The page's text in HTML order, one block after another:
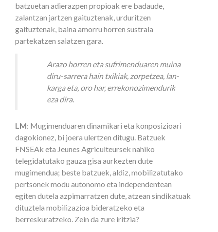
batzuetan adierazpen propioak ere badaude,
zalantzan jartzen gaituztenak, urduritzen
gaituztenak, baina amorru horren sustraia
partekatzen saiatzen gara.
Arazo horren eta sufrimenduaren muina
diru-sarrera hain txikiak, zorpetzea, lan-
karga eta, oro har, errekonozimendurik
eza dira.
LM: Mugimenduaren dinamikari eta konposizioari
dagokionez, bi joera ulertzen ditugu. Batzuek
FNSEAk eta Jeunes Agriculteursek nahiko
telegidatutako gauza gisa aurkezten dute
mugimendua; beste batzuek, aldiz, mobilizatutako
pertsonek modu autonomo eta independentean
egiten dutela azpimarratzen dute, atzean sindikatuak
dituztela mobilizazioa bideratzeko eta
berreskuratzeko. Zein da zure iritzia?